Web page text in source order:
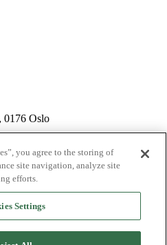
0176 Oslo
you agree to the storing of
site navigation, analyze site
efforts.
Settings